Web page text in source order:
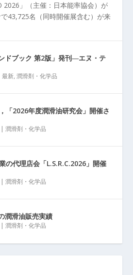
2026」（主催：日本能率協会）が
43,725名（同時開催展含む）が来
ンドブック 第2版」発刊―エヌ・テ
最新,潤滑剤・化学品
「2026年度潤滑油研究会」開催さ
|潤滑剤・化学品
の代理店会「L.S.R.C.2026」開催
|潤滑剤・化学品
潤滑油販売実績
|潤滑剤・化学品